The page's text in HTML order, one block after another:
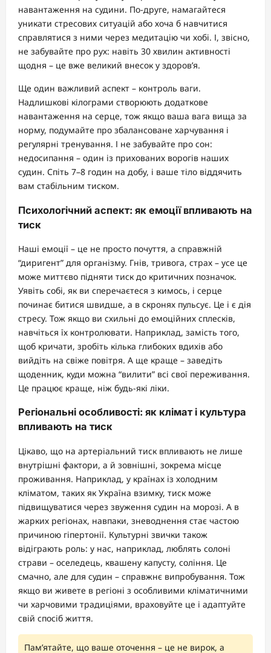
навантаження на судини. По-друге, намагайтеся
уникати стресових ситуацій або хоча б навчитися
справлятися з ними через медитацію чи хобі. І, звісно,
не забувайте про рух: навіть 30 хвилин активності
щодня – це вже великий внесок у здоров’я.
Ще один важливий аспект – контроль ваги.
Надлишкові кілограми створюють додаткове
навантаження на серце, тож якщо ваша вага вища за
норму, подумайте про збалансоване харчування і
регулярні тренування. І не забувайте про сон:
недосипання – один із прихованих ворогів наших
судин. Спіть 7–8 годин на добу, і ваше тіло віддячить
вам стабільним тиском.
Психологічний аспект: як емоції впливають на
тиск
Наші емоції – це не просто почуття, а справжній
“диригент” для організму. Гнів, тривога, страх – усе це
може миттєво підняти тиск до критичних позначок.
Уявіть собі, як ви сперечаєтеся з кимось, і серце
починає битися швидше, а в скронях пульсує. Це і є дія
стресу. Тож якщо ви схильні до емоційних сплесків,
навчіться їх контролювати. Наприклад, замість того,
щоб кричати, зробіть кілька глибоких вдихів або
вийдіть на свіже повітря. А ще краще – заведіть
щоденник, куди можна “вилити” всі свої переживання.
Це працює краще, ніж будь-які ліки.
Регіональні особливості: як клімат і культура
впливають на тиск
Цікаво, що на артеріальний тиск впливають не лише
внутрішні фактори, а й зовнішні, зокрема місце
проживання. Наприклад, у країнах із холодним
кліматом, таких як Україна взимку, тиск може
підвищуватися через звуження судин на морозі. А в
жарких регіонах, навпаки, зневоднення стає частою
причиною гіпертонії. Культурні звички також
відіграють роль: у нас, наприклад, люблять солоні
страви – оселедець, квашену капусту, соління. Це
смачно, але для судин – справжнє випробування. Тож
якщо ви живете в регіоні з особливими кліматичними
чи харчовими традиціями, враховуйте це і адаптуйте
свій спосіб життя.
Пам’ятайте, що ваше оточення – це не вирок, а